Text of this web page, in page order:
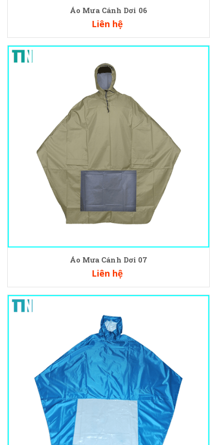
Áo Mưa Cánh Dơi 06
Liên hệ
Áo Mưa Cánh Dơi 07
Liên hệ